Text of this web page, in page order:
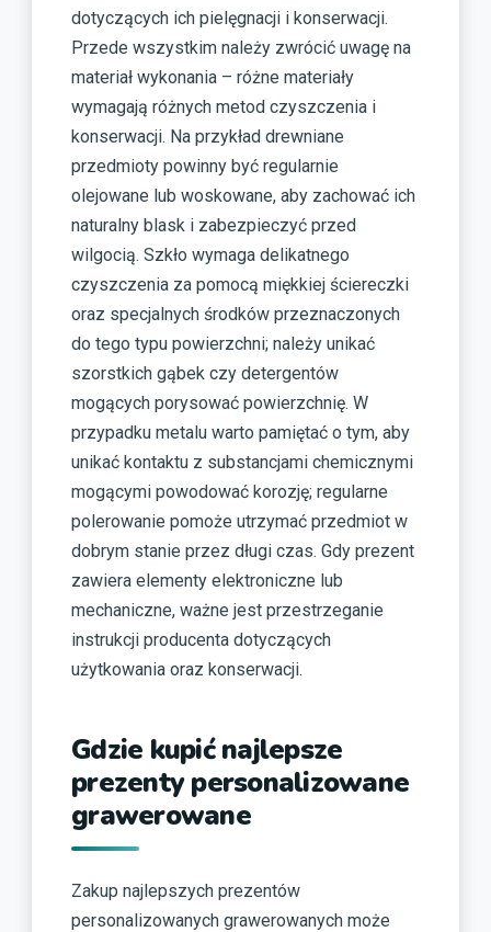
dotyczących ich pielęgnacji i konserwacji.
Przede wszystkim należy zwrócić uwagę na
materiał wykonania – różne materiały
wymagają różnych metod czyszczenia i
konserwacji. Na przykład drewniane
przedmioty powinny być regularnie
olejowane lub woskowane, aby zachować ich
naturalny blask i zabezpieczyć przed
wilgocią. Szkło wymaga delikatnego
czyszczenia za pomocą miękkiej ściereczki
oraz specjalnych środków przeznaczonych
do tego typu powierzchni; należy unikać
szorstkich gąbek czy detergentów
mogących porysować powierzchnię. W
przypadku metalu warto pamiętać o tym, aby
unikać kontaktu z substancjami chemicznymi
mogącymi powodować korozję; regularne
polerowanie pomoże utrzymać przedmiot w
dobrym stanie przez długi czas. Gdy prezent
zawiera elementy elektroniczne lub
mechaniczne, ważne jest przestrzeganie
instrukcji producenta dotyczących
użytkowania oraz konserwacji.
Gdzie kupić najlepsze
prezenty personalizowane
grawerowane
Zakup najlepszych prezentów
personalizowanych grawerowanych może